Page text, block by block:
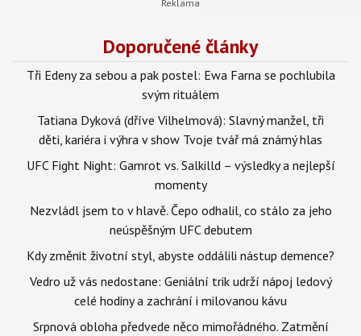
Doporučené články
Tři Edeny za sebou a pak postel: Ewa Farna se pochlubila
svým rituálem
Tatiana Dyková (dříve Vilhelmová): Slavný manžel, tři
děti, kariéra i výhra v show Tvoje tvář má známý hlas
UFC Fight Night: Gamrot vs. Salkilld – výsledky a nejlepší
momenty
Nezvládl jsem to v hlavě. Čepo odhalil, co stálo za jeho
neúspěšným UFC debutem
Kdy změnit životní styl, abyste oddálili nástup demence?
Vedro už vás nedostane: Geniální trik udrží nápoj ledový
celé hodiny a zachrání i milovanou kávu
Srpnová obloha předvede něco mimořádného. Zatmění